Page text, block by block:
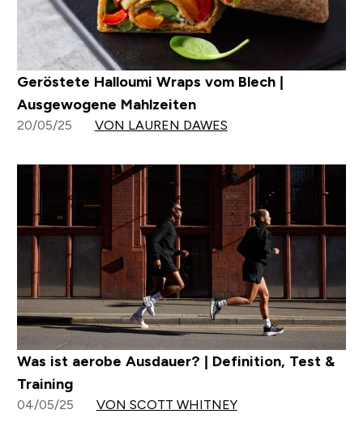
Geröstete Halloumi Wraps vom Blech |
Ausgewogene Mahlzeiten
20/05/25 VON LAUREN DAWES
Was ist aerobe Ausdauer? | Definition, Test &
Training
04/05/25 VON SCOTT WHITNEY